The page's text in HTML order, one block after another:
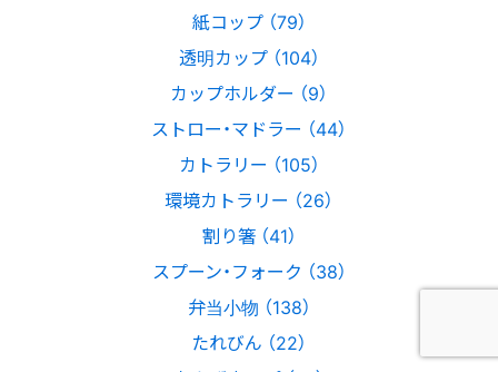
紙コップ （79）
透明カップ （104）
カップホルダー （9）
ストロー・マドラー （44）
カトラリー （105）
環境カトラリー （26）
割り箸 （41）
スプーン・フォーク （38）
弁当小物 （138）
たれびん （22）